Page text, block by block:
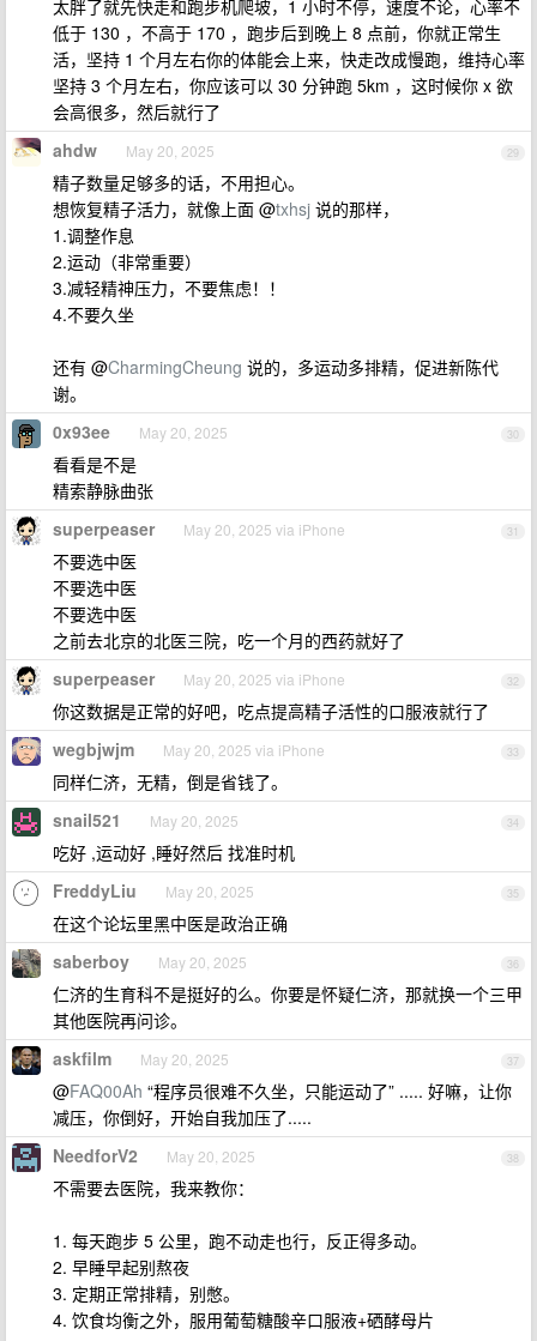
太胖了就先快走和跑步机爬坡，1 小时不停，速度不论，心率不
低于 130 ，不高于 170 ，跑步后到晚上 8 点前，你就正常生
活，坚持 1 个月左右你的体能会上来，快走改成慢跑，维持心率
坚持 3 个月左右，你应该可以 30 分钟跑 5km ，这时候你 x 欲
会高很多，然后就行了
29
ahdw May 20, 2025
精子数量足够多的话，不用担心。
想恢复精子活力，就像上面 @txhsj 说的那样，
1.调整作息
2.运动（非常重要）
3.减轻精神压力，不要焦虑！！
4.不要久坐
还有 @CharmingCheung 说的，多运动多排精，促进新陈代
谢。
30
0x93ee May 20, 2025
看看是不是
精索静脉曲张
31
superpeaser May 20, 2025 via iPhone
不要选中医
不要选中医
不要选中医
之前去北京的北医三院，吃一个月的西药就好了
32
superpeaser May 20, 2025 via iPhone
你这数据是正常的好吧，吃点提高精子活性的口服液就行了
33
wegbjwjm May 20, 2025 via iPhone
同样仁济，无精，倒是省钱了。
34
snail521 May 20, 2025
吃好 ,运动好 ,睡好然后 找准时机
35
FreddyLiu May 20, 2025
在这个论坛里黑中医是政治正确
36
saberboy May 20, 2025
仁济的生育科不是挺好的么。你要是怀疑仁济，那就换一个三甲
其他医院再问诊。
37
askfilm May 20, 2025
@FAQ00Ah “程序员很难不久坐，只能运动了” ..... 好嘛，让你
减压，你倒好，开始自我加压了.....
38
NeedforV2 May 20, 2025
不需要去医院，我来教你：
1. 每天跑步 5 公里，跑不动走也行，反正得多动。
2. 早睡早起别熬夜
3. 定期正常排精，别憋。
4. 饮食均衡之外，服用葡萄糖酸辛口服液+硒酵母片